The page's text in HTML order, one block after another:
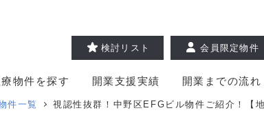
物件を探す 開業支援実績 開業までの流れ
検討リスト 会員限定物件
件一覧 視認性抜群！中野区EFGビル物件ご紹介！【